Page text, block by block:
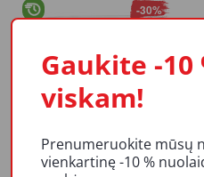
-30%
Dažai Sadolin
Gaukite -
viskam!
Prenumeruokite mūsų
vienkartinę -10 %